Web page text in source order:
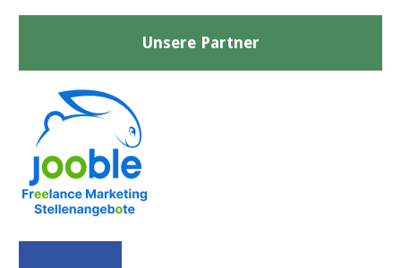
Unsere Partner